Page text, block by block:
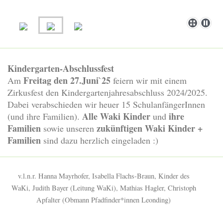
Kindergarten-Abschlussfest
Am Freitag den 27.Juni`25 feiern wir mit einem
Zirkusfest den Kindergartenjahresabschluss 2024/2025.
Dabei verabschieden wir heuer 15 SchulanfängerInnen
(und ihre Familien). Alle Waki Kinder und ihre
Familien sowie unseren zukünftigen Waki Kinder +
Familien sind dazu herzlich eingeladen :)
v.l.n.r. Hanna Mayrhofer, Isabella Flachs-Braun, Kinder des
WaKi, Judith Bayer (Leitung WaKi), Mathias Hagler, Christoph
Apfalter (Obmann Pfadfinder*innen Leonding)